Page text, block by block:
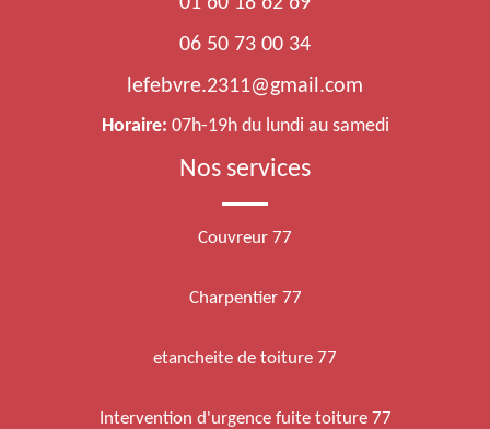
06 50 73 00 34
lefebvre.2311@gmail.com
Horaire: 07h-19h du lundi au samedi
Nos services
Couvreur 77
Charpentier 77
etancheite de toiture 77
Intervention d'urgence fuite toiture 77